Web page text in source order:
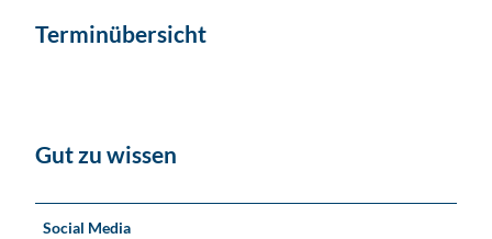
Terminübersicht
Gut zu wissen
Social Media